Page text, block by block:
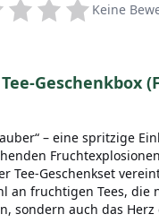
Keine
Geschenkbox
– eine spritzige
Tee-Geschenkset
an fruchtigen Tees, die
sondern auch das